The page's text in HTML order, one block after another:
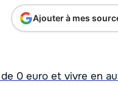
Ajouter à mes
0 euro et vivre en